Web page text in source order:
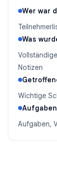
Wer war
Was
Notizen
Wichtige
Aufgaben
Aufgaben,